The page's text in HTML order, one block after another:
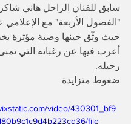
سابق للفنان الراحل هاني
"الفصول الأربعة" مع الإعلامي
حيث وثّق حينها وصية مؤثرة
أعرب فيها عن رغباته التي
رحيله.
ضغوط متزايدة
video/430301_bf9
file